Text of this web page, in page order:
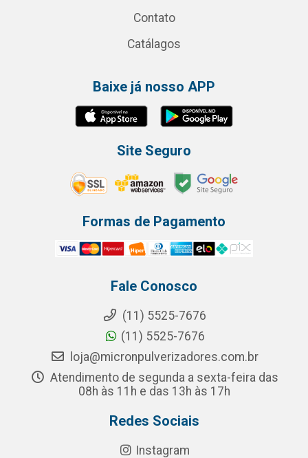
Contato
Catálagos
Baixe já nosso APP
Site Seguro
Formas de Pagamento
Fale Conosco
(11) 5525-7676
(11) 5525-7676
loja@micronpulverizadores.com.br
Atendimento de segunda a sexta-feira das
08h às 11h e das 13h às 17h
Redes Sociais
Instagram